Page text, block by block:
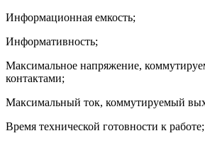
Информационная емкость;
Информативность;
Максимальное напряжение,
контактами;
Максимальный ток, коммутируемый
Время технической готовности к работе;